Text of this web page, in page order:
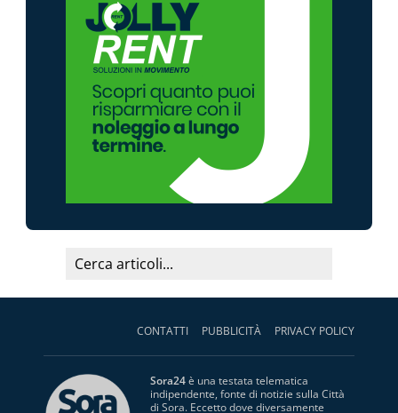
CONTATTI PUBBLICITÀ PRIVACY POLICY
Sora24è una testata telematica
indipendente, fonte di notizie sulla Città
di Sora. Eccetto dove diversamente